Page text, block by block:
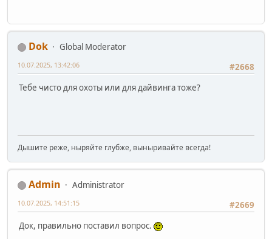
Dok
Global Moderator
#2668
10.07.2025, 13:42:06
Тебе чисто для охоты или для дайвинга тоже?
Дышите реже, ныряйте глубже, выныривайте всегда!
Admin
Administrator
#2669
10.07.2025, 14:51:15
Док, правильно поставил вопрос.